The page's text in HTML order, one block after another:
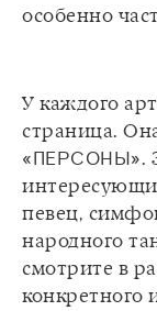
У каждого
страница.
«ПЕРСОНЫ».
певец,
народного
смотрите в
конкретного